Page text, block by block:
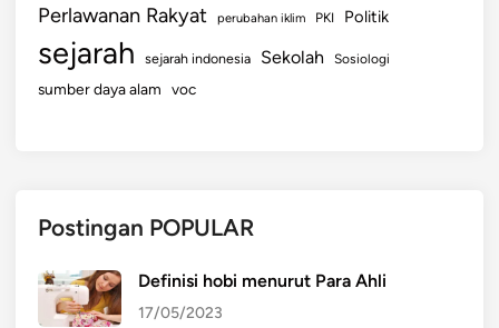
Perlawanan Rakyat perubahan iklim PKI Politik
sejarah sejarah indonesia Sekolah Sosiologi
sumber daya alam voc
Postingan POPULAR
Definisi hobi menurut Para Ahli
17/05/2023